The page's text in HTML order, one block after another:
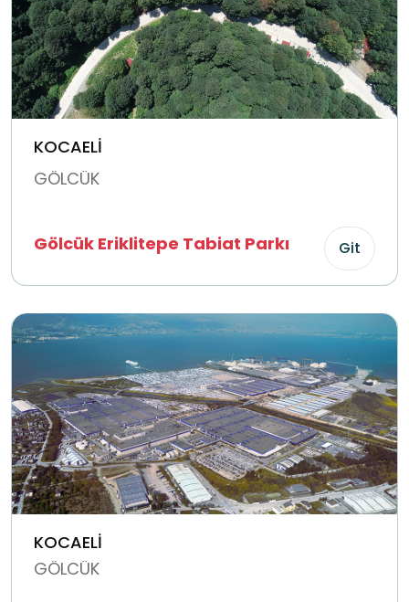
KOCAELİ
GÖLCÜK
Gölcük Eriklitepe Tabiat Parkı Git
KOCAELİ
GÖLCÜK